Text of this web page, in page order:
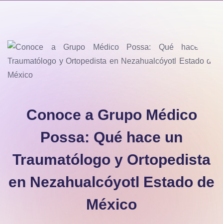
Conoce a Grupo Médico
Possa: Qué hace un
Traumatólogo y Ortopedista
en Nezahualcóyotl Estado de
México